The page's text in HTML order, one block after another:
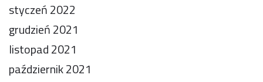
styczeń 2022
grudzień 2021
listopad 2021
październik 2021